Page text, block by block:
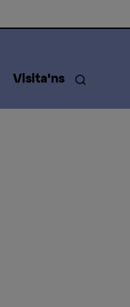
Visita'ns